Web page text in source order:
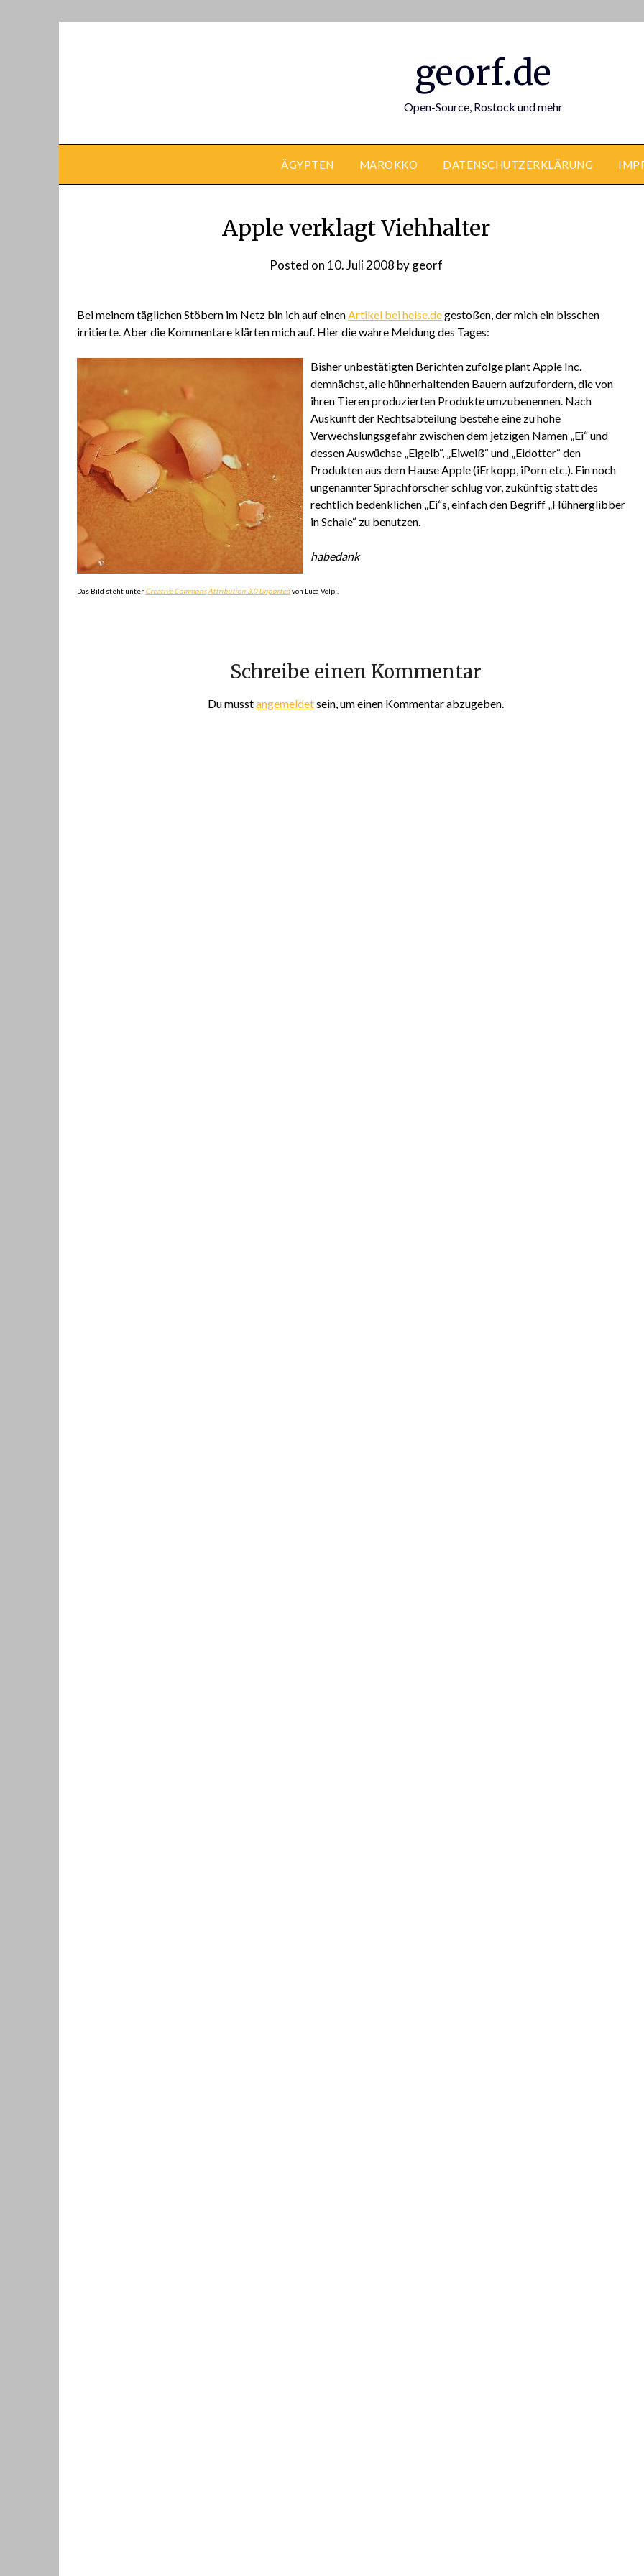
georf.de
Open-Source, Rostock und mehr
ÄGYPTEN MAROKKO DATENSCHUTZERKLÄRUNG
Apple verklagt Viehhalter
Posted on 10. Juli 2008 bygeorf
Bei meinem täglichen Stöbern im Netz bin ich auf einenArtikel bei heise.degestoßen, der mich ein bisschen
irritierte. Aber die Kommentare klärten mich auf. Hier die wahre Meldung des Tages:
Bisher unbestätigten Berichten zufolge plant Apple Inc.
demnächst, alle hühnerhaltenden Bauern aufzufordern, die von
ihren Tieren produzierten Produkte umzubenennen. Nach
Auskunft der Rechtsabteilung bestehe eine zu hohe
Verwechslungsgefahr zwischen dem jetzigen Namen „Ei“ und
dessen Auswüchse „Eigelb“, „Eiweiß“ und „Eidotter“ den
Produkten aus dem Hause Apple (iErkopp, iPorn etc.). Ein noch
ungenannter Sprachforscher schlug vor, zukünftig statt des
rechtlich bedenklichen „Ei“s, einfach den Begriff „Hühnerglibber
in Schale“ zu benutzen.
habedank
Das Bild steht unter Creative Commons Attribution 3.0 Unportedvon Luca Volpi.
Schreibe einen Kommentar
Du musstangemeldetsein, um einen Kommentar abzugeben.